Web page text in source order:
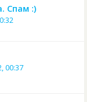
Спам :)
00:37